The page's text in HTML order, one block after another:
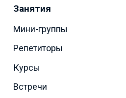
Занятия
Мини-группы
Репетиторы
Курсы
Встречи